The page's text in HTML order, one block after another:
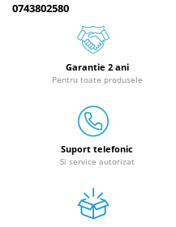
electrice
Drujbe electrice
Unelte electrice busteni
Mori cereale si batoze porumb
Batoze - mori desfacat porumb
Granulatoare
Mori pentru cereale
Mori pentru fructe si legume
Mori pentru furaje
Mori pentru furaje si resturi
0743802580
Garantie 2 ani
Pentru toate produsele
Suport telefonic
Si service autorizat